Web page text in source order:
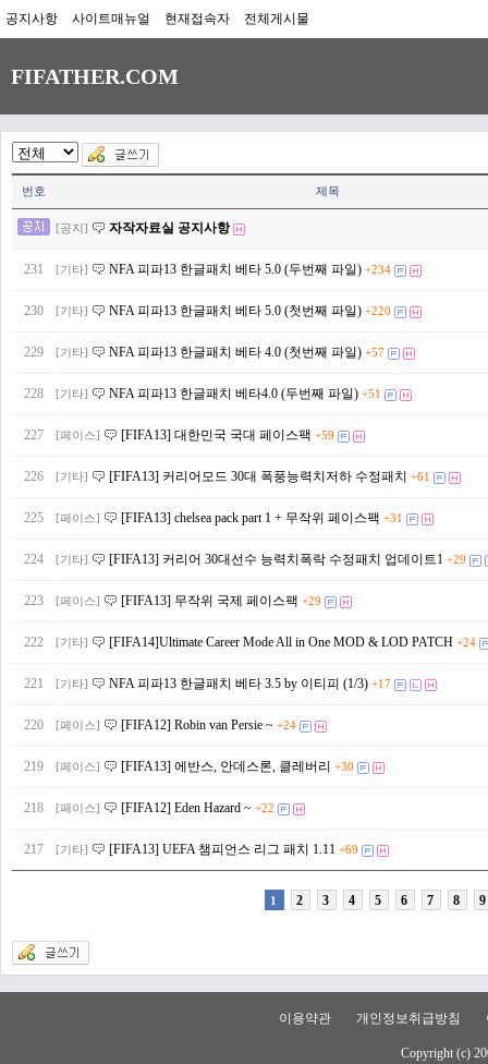
공지사항 사이트매뉴얼 현재접속자 전체게시물
FIFATHER.COM
번호 제목
[공지] 자작자료실 공지사항
231 [기타] NFA 피파13 한글패치 베타 5.0 (두번째 파일) +234
230 [기타] NFA 피파13 한글패치 베타 5.0 (첫번째 파일) +220
229 [기타] NFA 피파13 한글패치 베타 4.0 (첫번째 파일) +57
228 [기타] NFA 피파13 한글패치 베타4.0 (두번째 파일) +51
227 [페이스] [FIFA13] 대한민국 국대 페이스팩 +59
226 [기타] [FIFA13] 커리어모드 30대 폭풍능력치저하 수정패치 +61
225 [페이스] [FIFA13] chelsea pack part 1 + 무작위 페이스팩 +31
224 [기타] [FIFA13] 커리어 30대선수 능력치폭락 수정패치 업데이트1 +29
223 [페이스] [FIFA13] 무작위 국제 페이스팩 +29
222 [기타] [FIFA14]Ultimate Career Mode All in One MOD & LOD PATCH +24
221 [기타] NFA 피파13 한글패치 베타 3.5 by 이티피 (1/3) +17
220 [페이스] [FIFA12] Robin van Persie ~ +24
219 [페이스] [FIFA13] 에반스, 안데스론, 클레버리 +30
218 [페이스] [FIFA12] Eden Hazard ~ +22
217 [기타] [FIFA13] UEFA 챔피언스 리그 패치 1.11 +69
1 2 3 4 5 6 7 8 9
이용약관 개인정보취급방침
Copyright (c)